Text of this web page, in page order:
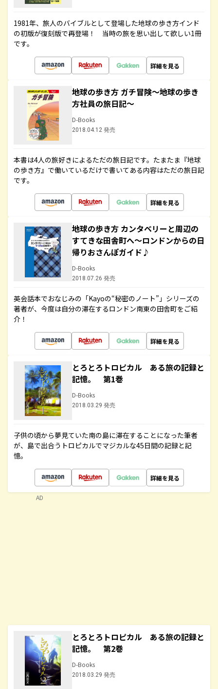
1981年、旅人のバイブルとして登場した地球の歩き方インド
の初版が復刻版で再登場！ 当時の旅を思い出して欲しい1冊
です。
詳細を見る
地球の歩き方 ガチ冒険～地球の歩き
方社員の旅日記～
D-Books
2018.04.12 発売
本書は4人の旅好きによるただの旅日記です。たまたま『地球
の歩き方』で働いているだけで書いてある内容はただの旅日記
です。
詳細を見る
地球の歩き方 カンタベリーと周辺の
すてきな田舎町へ～ロンドンからの日
帰りおさんぽガイド♪
D-Books
2018.07.26 発売
英会話本でおなじみの「Kayoの“秘密のノート”」シリーズの
著者が、今度は自分の滞在するロンドン南東の田舎町をご紹
介！
詳細を見る
とろとろトロピカル ある旅の記録と
記憶。 第1巻
D-Books
2018.03.29 発売
子供の頃から夢見ていた南の島に滞在することになった筆者
が、島で出合うトロピカルでマジカルな45日間の記録と記
憶。
詳細を見る
とろとろトロピカル ある旅の記録と
記憶。 第2巻
D-Books
2018.03.29 発売
AD